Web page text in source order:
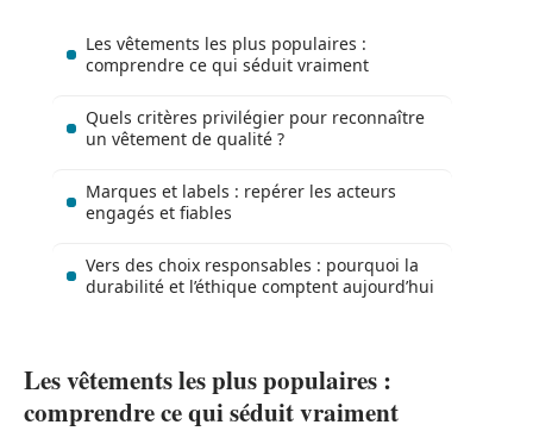
Les vêtements les plus populaires :
comprendre ce qui séduit vraiment
Quels critères privilégier pour reconnaître
un vêtement de qualité ?
Marques et labels : repérer les acteurs
engagés et fiables
Vers des choix responsables : pourquoi la
durabilité et l’éthique comptent aujourd’hui
Les vêtements les plus populaires :
comprendre ce qui séduit vraiment